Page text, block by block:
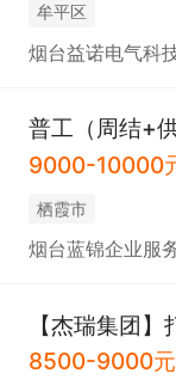
牟平区
烟台益诺电气科
普工（周结+供
9000-10000
栖霞市
烟台蓝锦企业服
【杰瑞集团
8500-9000